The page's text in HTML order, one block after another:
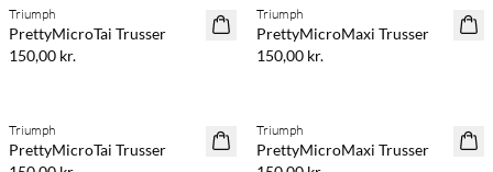
Triumph
PrettyMicroTai Trusser
150,00 kr.
Triumph
PrettyMicroMaxi Trusser
150,00 kr.
Triumph
PrettyMicroTai Trusser
Triumph
PrettyMicroMaxi Trusser